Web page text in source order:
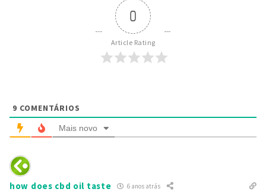
0
Article Rating
9 COMENTÁRIOS
Mais novo
how does cbd oil taste 6 anos atrás